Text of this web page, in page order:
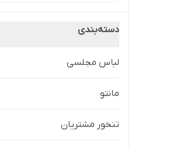
دسته‌بندی
لباس مجلسی
مانتو
تنخور مشتریان